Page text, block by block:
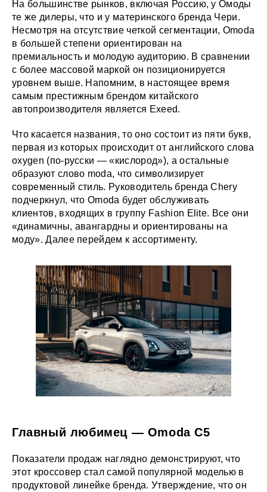
На большинстве рынков, включая Россию, у Омоды
те же дилеры, что и у материнского бренда Чери.
Несмотря на отсутствие четкой сегментации, Omoda
в большей степени ориентирован на
премиальность и молодую аудиторию. В сравнении
с более массовой маркой он позиционируется
уровнем выше. Напомним, в настоящее время
самым престижным брендом китайского
автопроизводителя является Exeed.
Что касается названия, то оно состоит из пяти букв,
первая из которых происходит от английского слова
oxygen (по-русски — «кислород»), а остальные
образуют слово moda, что символизирует
современный стиль. Руководитель бренда Chery
подчеркнул, что Omoda будет обслуживать
клиентов, входящих в группу Fashion Elite. Все они
«динамичны, авангардны и ориентированы на
моду». Далее перейдем к ассортименту.
Главный любимец — Omoda C5
Показатели продаж наглядно демонстрируют, что
этот кроссовер стал самой популярной моделью в
продуктовой линейке бренда. Утверждение, что он